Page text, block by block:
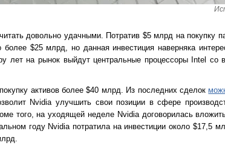
довольно удачными. Потратив $5 млрд на покупку
$25 млрд, но данная инвестиция наверняка
лет на рынок выйдут центральные процессоры Intel со
активов более $40 млрд. Из последних сделок
Nvidia улучшить свои позиции в сфере
того, на уходящей неделе Nvidia договорилась
году Nvidia потратила на инвестиции около $17,5